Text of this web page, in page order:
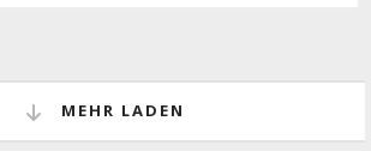
MEHR LADEN